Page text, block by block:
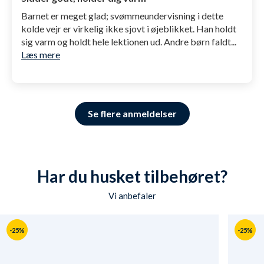
Barnet er meget glad; svømmeundervisning i dette
kolde vejr er virkelig ikke sjovt i øjeblikket. Han holdt
sig varm og holdt hele lektionen ud. Andre børn faldt...
Læs mere
Se flere anmeldelser
Har du husket tilbehøret?
Vi anbefaler
-25% -25%